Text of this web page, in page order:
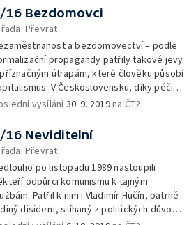
16 Bezdomovci
řada: Převrat
a bezdomovectví – podle
propagandy patřily takové jevy
útrapám, které člověku působí
V Československu, díky péči
o blaho veškerého lidu, údajně
vysílání30. 9. 2019na ČT2
16 Neviditelní
řada: Převrat
po listopadu 1989 nastoupili
odpůrci komunismu k tajným
Patřil k nim i Vladimír Hučín, patrně
disident, stíhaný z politických důvodů